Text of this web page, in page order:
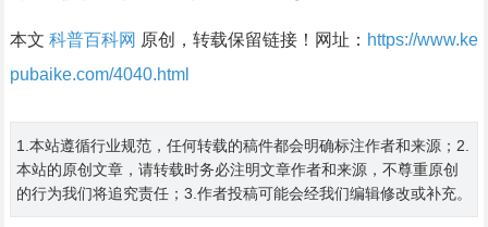
本文 科普百科网 原创，转载保留链接！网址： https://www.ke
pubaike.com/4040.html
1.本站遵循行业规范，任何转载的稿件都会明确标注作者和来源；2.
本站的原创文章，请转载时务必注明文章作者和来源，不尊重原创
的行为我们将追究责任；3.作者投稿可能会经我们编辑修改或补充。